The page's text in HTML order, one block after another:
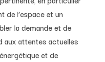
de l’espace et un
la demande et de
aux attentes actuelles
et de